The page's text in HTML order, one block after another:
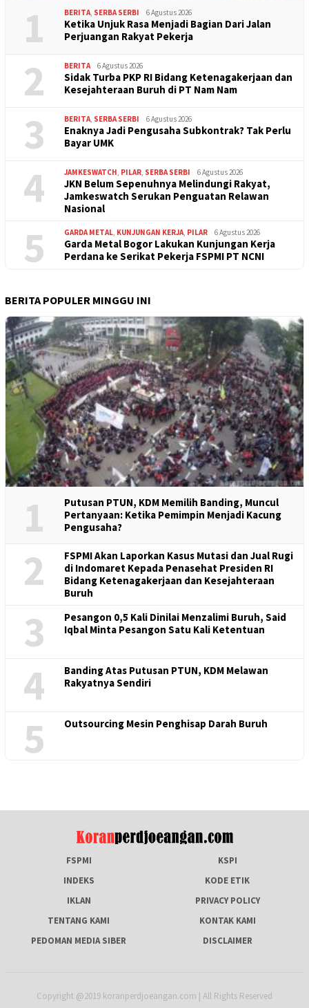
1 BERITA SERBA SERBI 6 Agustus 2026
Ketika Unjuk Rasa Menjadi Bagian Dari Jalan
Perjuangan Rakyat Pekerja
2 BERITA 6 Agustus 2026
Sidak Turba PKP RI Bidang Ketenagakerjaan dan
Kesejahteraan Buruh di PT Nam Nam
3 BERITA SERBA SERBI 6 Agustus 2026
Enaknya Jadi Pengusaha Subkontrak? Tak Perlu
Bayar UMK
4 JAMKESWATCH PILAR SERBA SERBI 6 Agustus 2026
JKN Belum Sepenuhnya Melindungi Rakyat,
Jamkeswatch Serukan Penguatan Relawan
Nasional
5 GARDA METAL KUNJUNGAN KERJA PILAR 6 Agustus 2026
Garda Metal Bogor Lakukan Kunjungan Kerja
Perdana ke Serikat Pekerja FSPMI PT NCNI
BERITA POPULER MINGGU INI
1
Putusan PTUN, KDM Memilih Banding, Muncul
Pertanyaan: Ketika Pemimpin Menjadi Kacung
Pengusaha?
2
FSPMI Akan Laporkan Kasus Mutasi dan Jual Rugi
di Indomaret Kepada Penasehat Presiden RI
Bidang Ketenagakerjaan dan Kesejahteraan
Buruh
3
Pesangon 0,5 Kali Dinilai Menzalimi Buruh, Said
Iqbal Minta Pesangon Satu Kali Ketentuan
4
Banding Atas Putusan PTUN, KDM Melawan
Rakyatnya Sendiri
5 Outsourcing Mesin Penghisap Darah Buruh
FSPMI
KSPI
INDEKS
KODE ETIK
IKLAN
PRIVACY POLICY
TENTANG KAMI
KONTAK KAMI
PEDOMAN MEDIA SIBER
DISCLAIMER
Copyright @2019 koranperdjoeangan.com | All Rights Reserved